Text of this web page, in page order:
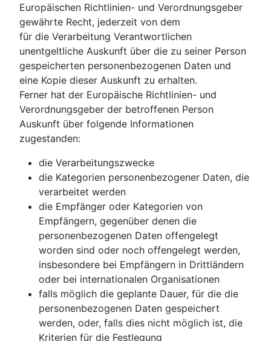
Europäischen Richtlinien- und Verordnungsgeber
gewährte Recht, jederzeit von dem
für die Verarbeitung Verantwortlichen
unentgeltliche Auskunft über die zu seiner Person
gespeicherten personenbezogenen Daten und
eine Kopie dieser Auskunft zu erhalten.
Ferner hat der Europäische Richtlinien- und
Verordnungsgeber der betroffenen Person
Auskunft über folgende Informationen
zugestanden:
die Verarbeitungszwecke
die Kategorien personenbezogener Daten, die
verarbeitet werden
die Empfänger oder Kategorien von
Empfängern, gegenüber denen die
personenbezogenen Daten offengelegt
worden sind oder noch offengelegt werden,
insbesondere bei Empfängern in Drittländern
oder bei internationalen Organisationen
falls möglich die geplante Dauer, für die die
personenbezogenen Daten gespeichert
werden, oder, falls dies nicht möglich ist, die
Kriterien für die Festlegung